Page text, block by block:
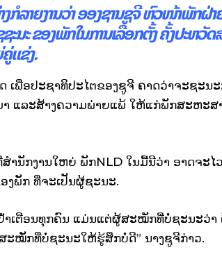
ງກໍລາຍງານວ່າ ອອງຊານຊູຈີ ຫົວໜ້າພັກຝ່
ະນະ ຂອງພັກໃນການເລືອກຕັ້ງ ຄັ້ງປະຫ
ແຂ່ງ.
ເພື່ອປະຊາທິປະໄຕຂອງຊູຈີ ຄາດວ່າຈະຊະນະ
າ ແລະສ້າງຄວາມພ່າຍແພ້ ໃຫ້ແກ່ພັກສະຫະ
ຳນັກງານໃຫຍ່ ພັກNLD ໃນມື້ນີວ່າ ອາດຈະ
ງພັກ ທີ່ຈະເປັນຜູ້ຊະນະ.
ຢ້ຳເຕືອນທຸກຄົນ ແມ່ນແຕ່ຜູ້ສະໝັກທີ່ບໍ່ຊະນະວ່
ໝັກທີ່ບໍ່ຊະນະໃຫ້ຮູ້ສຶກບໍ່ດີ” ນາງຊູຈີກ່າວ.